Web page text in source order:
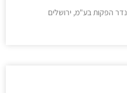
בע"מ, ירושלים